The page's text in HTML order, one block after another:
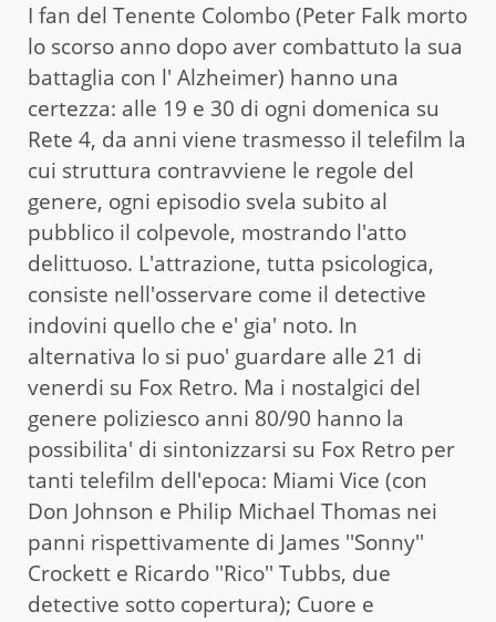
I fan del Tenente Colombo (Peter Falk morto
lo scorso anno dopo aver combattuto la sua
battaglia con l' Alzheimer) hanno una
certezza: alle 19 e 30 di ogni domenica su
Rete 4, da anni viene trasmesso il telefilm la
cui struttura contravviene le regole del
genere, ogni episodio svela subito al
pubblico il colpevole, mostrando l'atto
delittuoso. L'attrazione, tutta psicologica,
consiste nell'osservare come il detective
indovini quello che e' gia' noto. In
alternativa lo si puo' guardare alle 21 di
venerdi su Fox Retro. Ma i nostalgici del
genere poliziesco anni 80/90 hanno la
possibilita' di sintonizzarsi su Fox Retro per
tanti telefilm dell'epoca: Miami Vice (con
Don Johnson e Philip Michael Thomas nei
panni rispettivamente di James ''Sonny''
Crockett e Ricardo ''Rico'' Tubbs, due
detective sotto copertura); Cuore e